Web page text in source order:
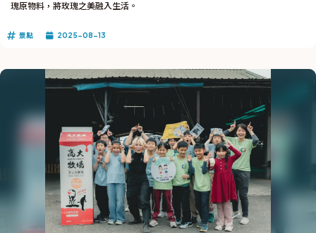
瑰原物料，將玫瑰之美融入生活。
景點 2025-08-13